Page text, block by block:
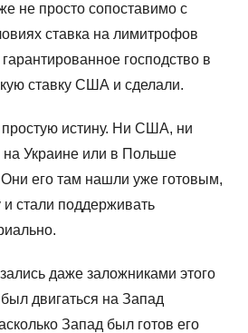
не просто сопоставимо с
ставка на лимитрофов
господство в
ставку США и сделали.
истину. Ни США, ни
на Украине или в Польше
его там нашли уже готовым,
стали поддерживать
даже заложниками этого
двигаться на Запад
Запад был готов его